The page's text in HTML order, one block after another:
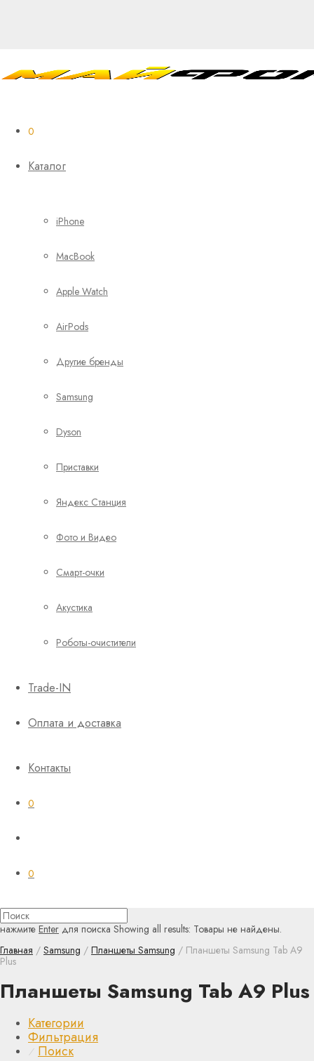
0
Каталог
iPhone
MacBook
Apple Watch
AirPods
Другие бренды
Samsung
Dyson
Приставки
Яндекс Станция
Фото и Видео
Смарт-очки
Акустика
Роботы-очистители
Trade-IN
Оплата и доставка
Контакты
0
0
нажмите Enter для поиска Showing all results: Товары не найдены.
Главная / Samsung / Планшеты Samsung / Планшеты Samsung Tab A9
Plus
Планшеты Samsung Tab A9 Plus
Категории
Фильтрация
⁄ Поиск